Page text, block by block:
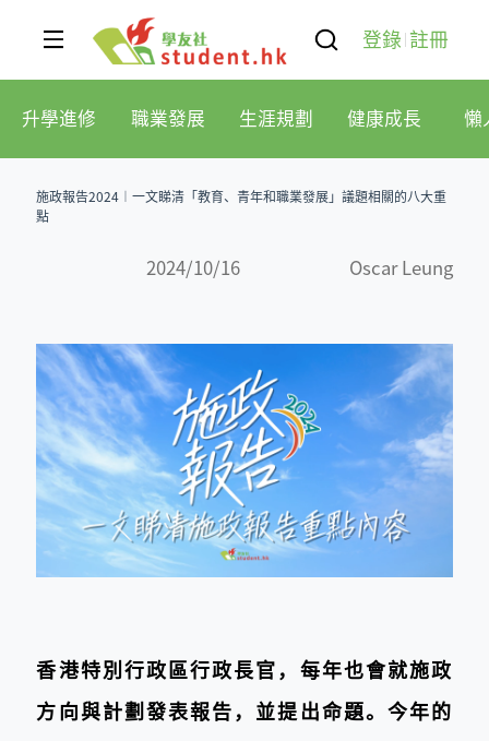
登錄 註冊
升學進修 職業發展 生涯規劃 健康成長 懶
施政報告2024︱一文睇清「教育、青年和職業發展」議題相關的八大重
點
2024/10/16 Oscar Leung
香港特別行政區行政長官，每年也會就施政
方向與計劃發表報告，並提出命題。今年的